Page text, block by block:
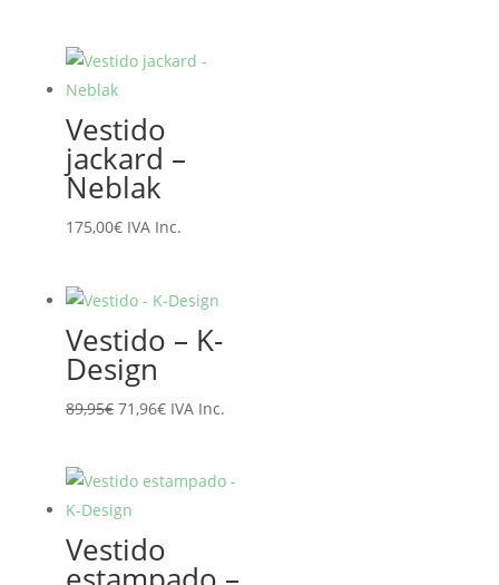
era:
67,95€.
es:
Vestido
jackard –
Neblak
175,00€ IVA Inc.
Vestido – K-
Design
89,95€ El
era:
89,95€.
71,96€El
es:
IVA Inc.
Vestido